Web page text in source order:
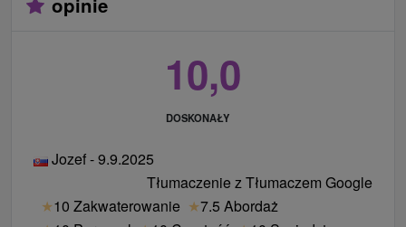
10,0
DOSKONAŁY
Jozef - 9.9.2025
Tłumaczenie z Tłumaczem Google
★10 Zakwaterowanie ★7.5 Abordaż